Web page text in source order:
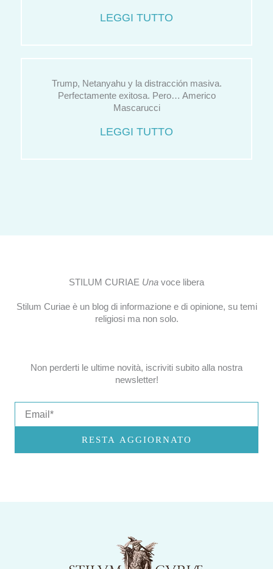
LEGGI TUTTO
Trump, Netanyahu y la distracción masiva.
Perfectamente exitosa. Pero… Americo
Mascarucci
LEGGI TUTTO
STILUM CURIAE Una voce libera
Stilum Curiae è un blog di informazione e di opinione, su temi
religiosi ma non solo.
Non perderti le ultime novità, iscriviti subito alla nostra
newsletter!
RESTA AGGIORNATO